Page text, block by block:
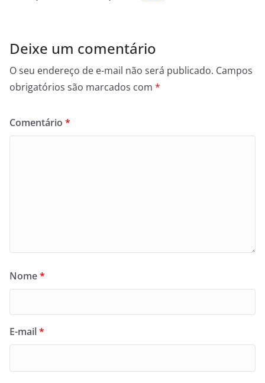
Deixe um comentário
O seu endereço de e-mail não será publicado. Campos
obrigatórios são marcados com *
Comentário *
Nome*
E-mail*